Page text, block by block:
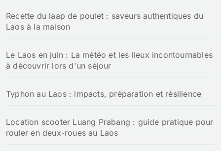
e
r
Recette du laap de poulet : saveurs authentiques du
Laos à la maison
Le Laos en juin : La météo et les lieux incontournables
à découvrir lors d'un séjour
Typhon au Laos : impacts, préparation et résilience
Location scooter Luang Prabang : guide pratique pour
rouler en deux-roues au Laos